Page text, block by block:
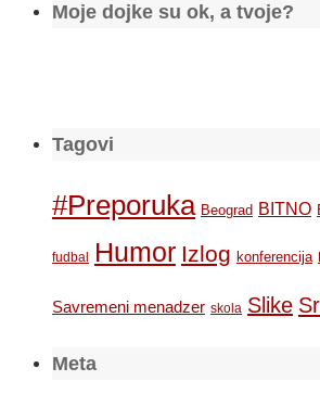
Moje dojke su ok, a tvoje?
Tagovi
#Preporuka Beograd BITNO
fudbal Humor Izlog konferencija
Savremeni menadzer skola Slike
Meta